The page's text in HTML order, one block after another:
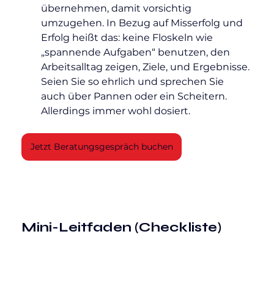
übernehmen, damit vorsichtig
umzugehen. In Bezug auf Misserfolg und
Erfolg heißt das: keine Floskeln wie
„spannende Aufgaben“ benutzen, den
Arbeitsalltag zeigen, Ziele, und Ergebnisse.
Seien Sie so ehrlich und sprechen Sie
auch über Pannen oder ein Scheitern.
Allerdings immer wohl dosiert.
Jetzt Beratungsgespräch buchen
Mini-Leitfaden (Checkliste)